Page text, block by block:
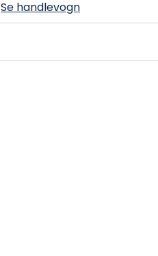
Se handlevogn